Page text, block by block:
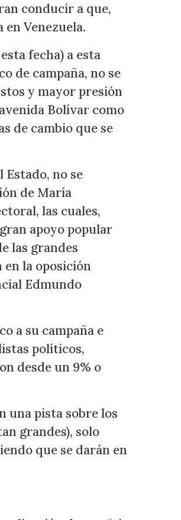
conducir a que,
Venezuela.
fecha) a esta
de campaña, no se
y mayor presión
Bolívar como
de cambio que se
no se
de María
las cuales,
apoyo popular
las grandes
la oposición
Edmundo
a su campaña e
políticos,
desde un 9% o
una pista sobre los
grandes), solo
que se darán en